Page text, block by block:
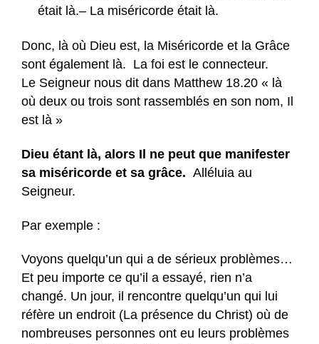
était là.– La miséricorde était là.
Donc, là où Dieu est, la Miséricorde et la Grâce
sont également là. La foi est le connecteur.
Le Seigneur nous dit dans Matthew 18.20 « là
où deux ou trois sont rassemblés en son nom, Il
est là »
Dieu étant là, alors Il ne peut que manifester
sa miséricorde et sa grâce. Alléluia au
Seigneur.
Par exemple :
Voyons quelqu’un qui a de sérieux problèmes…
Et peu importe ce qu’il a essayé, rien n’a
changé. Un jour, il rencontre quelqu’un qui lui
réfère un endroit (La présence du Christ) où de
nombreuses personnes ont eu leurs problèmes